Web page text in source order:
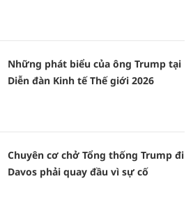
Những phát biểu của ông Trump tại
Diễn đàn Kinh tế Thế giới 2026
Chuyên cơ chở Tổng thống Trump đi
Davos phải quay đầu vì sự cố